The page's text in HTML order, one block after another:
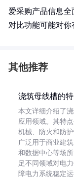
爱采购产品信息
对比功能可能对
其他推荐
浇筑母线槽的
本文详细介绍了
应用领域。其特
机械、防火和防
广泛用于商业建
和数据中心等场
足不同领域对电
障电力系统稳定运